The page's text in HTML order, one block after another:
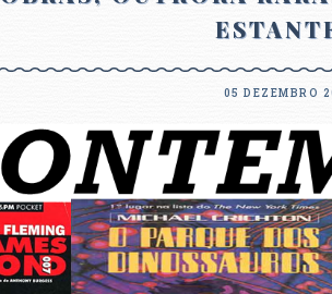
05 DEZEMBRO